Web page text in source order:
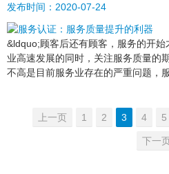
发布时间： 2020-07-24
&ldquo;顾客后还有顾客，服务的开
业高速发展的同时，关注服务质量的
不高是目前服务业存在的严重问题，
上一页 1 2 3 4 5
下一